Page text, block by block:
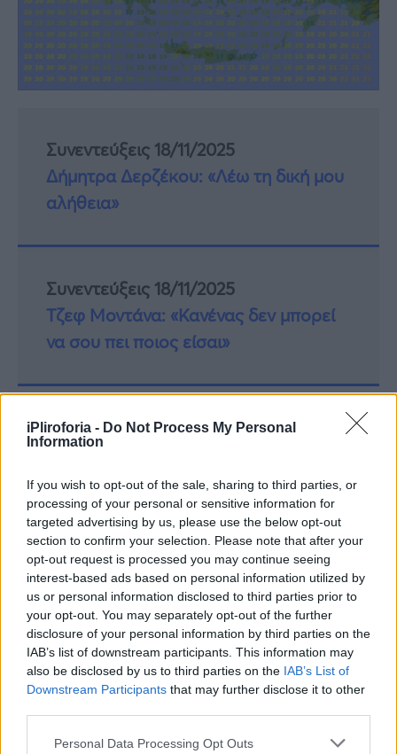
iPliroforia - Do Not Process My Personal
Information
If you wish to opt-out of the sale, sharing to third parties, or
processing of your personal or sensitive information for
targeted advertising by us, please use the below opt-out
section to confirm your selection. Please note that after your
opt-out request is processed you may continue seeing
interest-based ads based on personal information utilized by
us or personal information disclosed to third parties prior to
your opt-out. You may separately opt-out of the further
disclosure of your personal information by third parties on the
IAB’s list of downstream participants. This information may
also be disclosed by us to third parties on the IAB’s List of
Downstream Participants that may further disclose it to other
Personal Data Processing Opt Outs
Συνεντεύξεις 18/11/2025
Δήμητρα Δερζέκου: «Λέω τη δική μου
αλήθεια»
Συνεντεύξεις 18/11/2025
Τζεφ Μοντάνα: «Κανένας δεν μπορεί
να σου πει ποιος είσαι»